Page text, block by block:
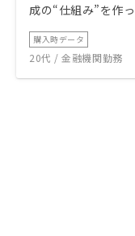
成の“仕組み”を作
購入時データ
20代 / 金融機関勤務